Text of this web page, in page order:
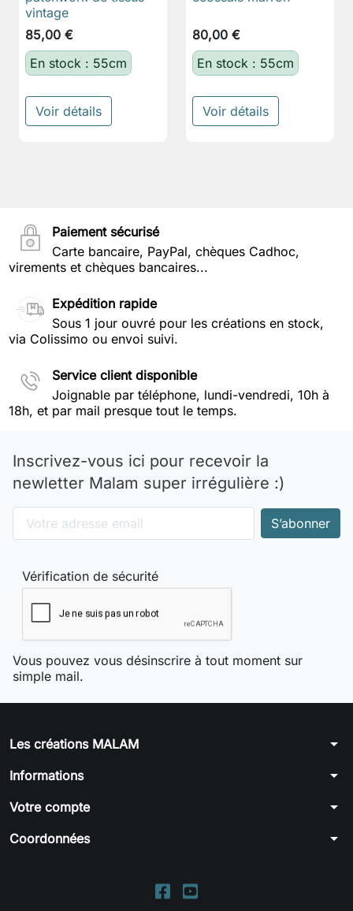
vintage
85,00 €
En stock : 55cm
Voir détails
80,00 €
En stock : 55cm
Voir détails
Paiement sécurisé
Carte bancaire, PayPal, chèques Cadhoc,
virements et chèques bancaires...
Expédition rapide
Sous 1 jour ouvré pour les créations en stock,
via Colissimo ou envoi suivi.
Service client disponible
Joignable par téléphone, lundi-vendredi, 10h à
18h, et par mail presque tout le temps.
Inscrivez-vous ici pour recevoir la
newletter Malam super irrégulière :)
Vérification de sécurité
Vous pouvez vous désinscrire à tout moment sur
simple mail.
Les créations MALAM arrow_drop_down
Informations arrow_drop_down
Votre compte arrow_drop_down
Coordonnées arrow_drop_down